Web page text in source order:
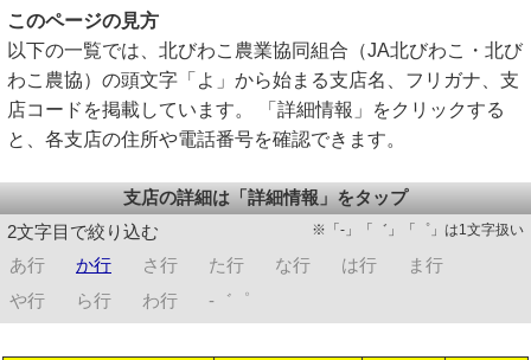
このページの見方
以下の一覧では、北びわこ農業協同組合（JA北びわこ・北び
わこ農協）の頭文字「よ」から始まる支店名、フリガナ、支
店コードを掲載しています。 「詳細情報」をクリックする
と、各支店の住所や電話番号を確認できます。
支店の詳細は「詳細情報」をタップ
2文字目で絞り込む
※「-」「゛」「゜」は1文字扱い
あ行 か行 さ行 た行 な行 は行
ま行
や行
ら行 わ行 -゛゜